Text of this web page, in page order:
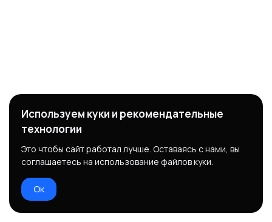
Используем куки и рекомендательные
технологии
Это чтобы сайт работал лучше. Оставаясь с нами, вы
соглашаетесь на использование файлов куки.
Ок